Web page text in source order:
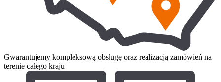
Gwarantujemy kompleksową obsługę oraz realizacją zamówień na
terenie całego kraju